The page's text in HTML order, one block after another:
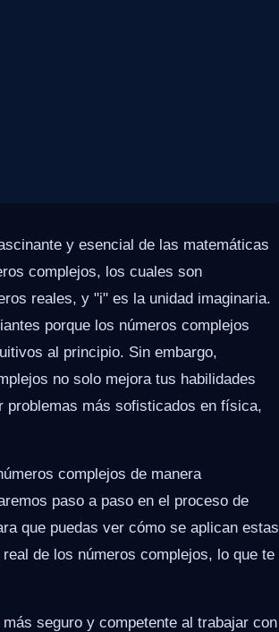
y esencial de las matemáticas
complejos, los cuales son
reales, y "i" es la unidad imaginaria.
porque los números complejos
al principio. Sin embargo,
no solo mejora tus habilidades
problemas más sofisticados en física,
complejos de manera
paso a paso en el proceso de
que puedas ver cómo se aplican estas
de los números complejos, lo que te
seguro y competente al trabajar con